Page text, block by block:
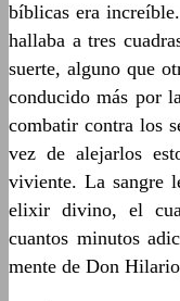
bíblicas era
hallaba a tres
suerte, alguno que
conducido más por
combatir contra los
vez de alejarlos
viviente. La sangre
elixir divino, el
cuantos minutos
mente de Don